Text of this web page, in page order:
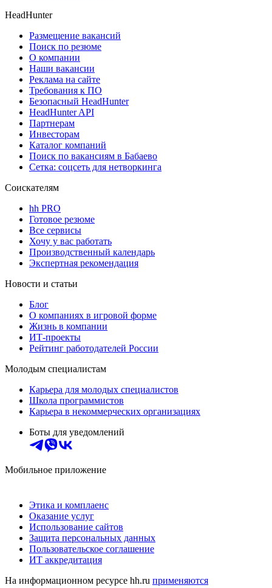
HeadHunter
Размещение вакансий
Поиск по резюме
О компании
Наши вакансии
Реклама на сайте
Требования к ПО
Безопасный HeadHunter
HeadHunter API
Партнерам
Инвесторам
Каталог компаний
Поиск по вакансиям в Бабаево
Сетка: соцсеть для нетворкинга
Соискателям
hh PRO
Готовое резюме
Все сервисы
Хочу у вас работать
Производственный календарь
Экспертная рекомендация
Новости и статьи
Блог
О компаниях в игровой форме
Жизнь в компании
ИТ-проекты
Рейтинг работодателей России
Молодым специалистам
Карьера для молодых специалистов
Школа программистов
Карьера в некоммерческих организациях
Боты для уведомлений
Мобильное приложение
Этика и комплаенс
Оказание услуг
Использование сайтов
Защита персональных данных
Пользовательское соглашение
ИТ аккредитация
На информационном ресурсе hh.ru применяются